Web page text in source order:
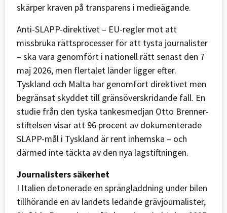
skärper kraven på transparens i medieägande.
Anti-SLAPP-direktivet – EU-regler mot att
missbruka rättsprocesser för att tysta journalister
– ska vara genomfört i nationell rätt senast den 7
maj 2026, men flertalet länder ligger efter.
Tyskland och Malta har genomfört direktivet men
begränsat skyddet till gränsöverskridande fall. En
studie från den tyska tankesmedjan Otto Brenner-
stiftelsen visar att 96 procent av dokumenterade
SLAPP-mål i Tyskland är rent inhemska – och
därmed inte täckta av den nya lagstiftningen.
Journalisters säkerhet
I Italien detonerade en sprängladdning under bilen
tillhörande en av landets ledande grävjournalister,